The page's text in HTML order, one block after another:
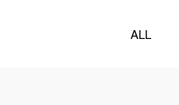
ALL